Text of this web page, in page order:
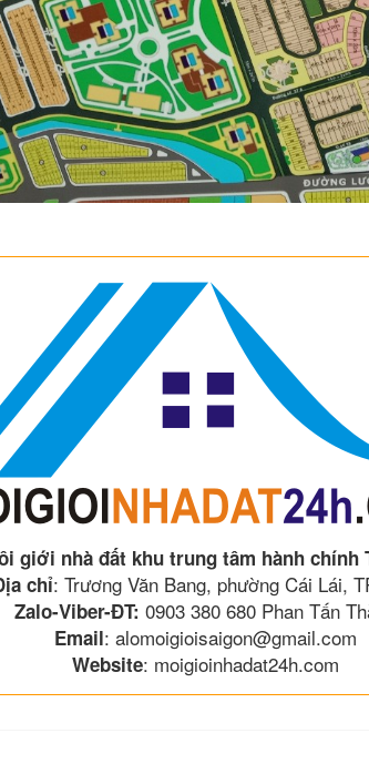
giới nhà đất khu trung tâm hành chính
chỉ: Trương Văn Bang, phường Cái Lái,
Zalo-Viber-ĐT: 0903 380 680 Phan Tấn
Email: alomoigioisaigon@gmail.com
Website: moigioinhadat24h.com